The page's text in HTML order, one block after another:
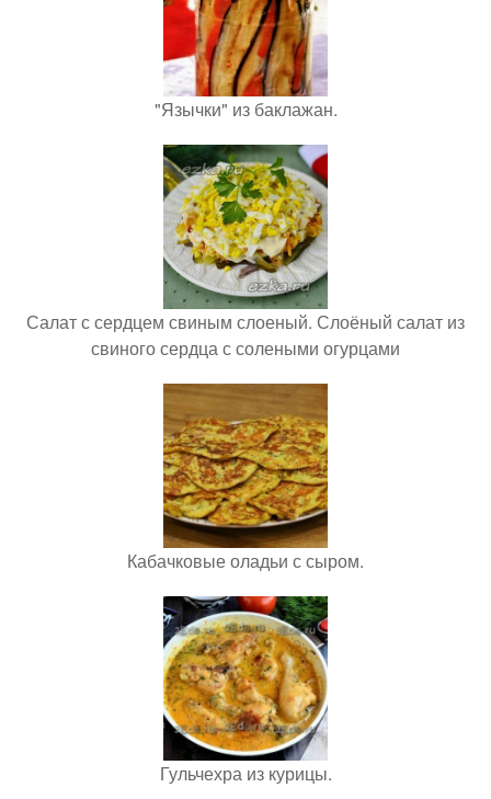
"Язычки" из баклажан.
Салат с сердцем свиным слоеный. Слоёный салат из
свиного сердца с солеными огурцами
Кабачковые оладьи с сыром.
Гульчехра из курицы.